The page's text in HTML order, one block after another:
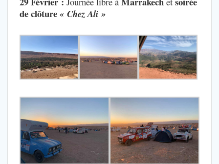
de clôture« Chez Ali »